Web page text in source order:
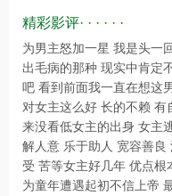
精彩影评· · · · · ·
为男主怒加一星 我是头一
出毛病的那种 现实中肯定
吧 看到前面我一直在想这
对女主这么好 长的不赖 有
来没看低女主的出身 女主
解人意 乐于助人 宽容善
受 苦等女主好几年 优点根
为童年遭遇起初不信上帝